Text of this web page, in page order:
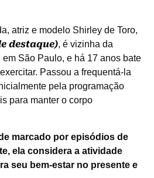
atriz e modelo Shirley de Toro,
destaque), é vizinha da
São Paulo, e há 17 anos bate
Passou a frequentá-la
pela programação
para manter o corpo
marcado por episódios de
ela considera a atividade
seu bem-estar no presente e